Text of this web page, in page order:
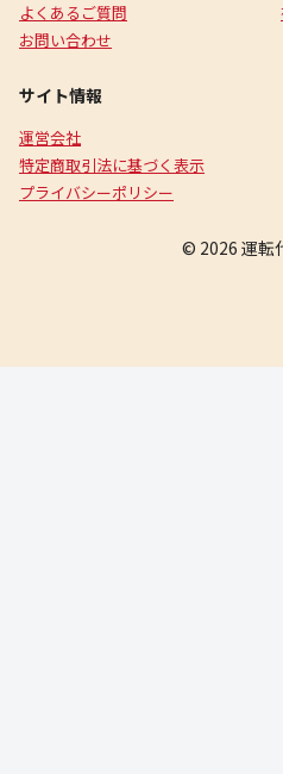
よくあるご質問
お問い合わせ
サイト情報
運営会社
特定商取引法に基づく表示
プライバシーポリシー
© 2026 運転